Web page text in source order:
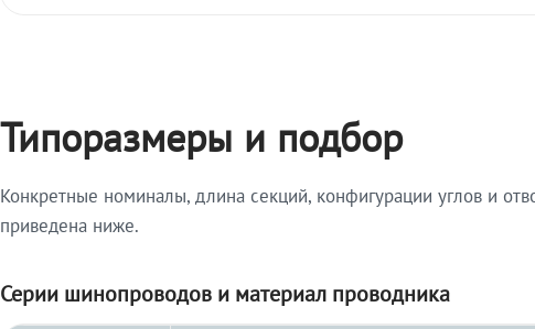
Типоразмеры и подбор
Конкретные номиналы, длина секций, конфигурации углов и
приведена ниже.
Серии шинопроводов и материал проводника